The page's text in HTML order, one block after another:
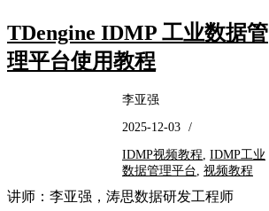
TDengine IDMP 工业数据管
理平台使用教程
李亚强
2025-12-03 /
IDMP视频教程 IDMP工业
数据管理平台 视频教程
讲师：李亚强，涛思数据研发工程师